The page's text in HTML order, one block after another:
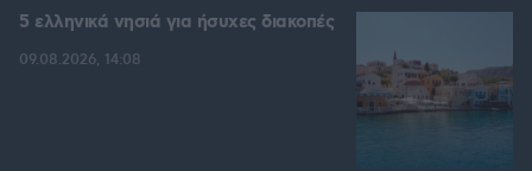
5 ελληνικά νησιά για ήσυχες διακοπές
09.08.2026, 14:08